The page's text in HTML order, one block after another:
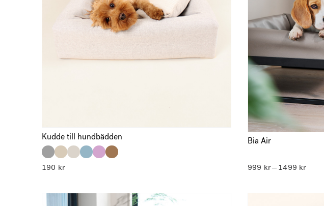
Kudde till hundbädden
190 kr
Bia Air
999 kr– 1499 kr